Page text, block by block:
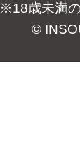
※18歳未満
©